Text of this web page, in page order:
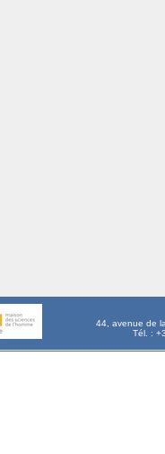
44, avenue de
Tél. :